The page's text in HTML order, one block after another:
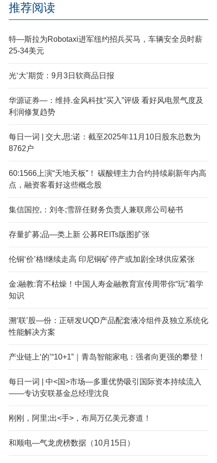
推荐阅读
特—斯拉为Robotaxi进军纽约招兵买马，车辆安全员时薪
25-34美元
光‘大’期货：9月3日软商品日报
华源证券—：维持.金风科技“买入”评级 看好风电景气度及
利润修复趋势
每日一词 | 交大,思:诺：截至2025年11月10日股东总数为
8762户
60:1566上演“天地天板”！ 碳酸锂主力合约持续刷新年内高
点，融资客看好这些概念股
集信国控,：刘冬;雪辞任财务负责人兼联席公司秘书
存量扩募;品—类上新 公募REITs版图扩张
伦铜‘价’格!继续走高 印尼铜矿停产或加剧全球供应紧张
金:融教:育不枯燥！中国人寿金融教育宣传周带你“玩”着学
知识
溯‘联’股—份：正研发UQD产品配套液冷组件及独立系统化
性能解决方案
产业链上‘的’“10+1”｜青岛智能家电：强者向更强的攀登！
每日一词 | 中<国>市场—多重优势吸引国际资本持续流入
——专访安联基金总经理沈良
刚刚，阿里;出<手>，布局万亿美元赛道！
和顺电—气龙虎榜数据（10月15日）